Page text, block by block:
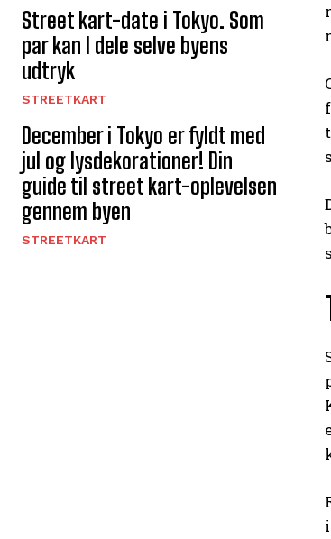
Street kart-date i Tokyo. Som
par kan I dele selve byens
udtryk
STREETKART
December i Tokyo er fyldt med
jul og lysdekorationer! Din
guide til street kart-oplevelsen
gennem byen
STREETKART